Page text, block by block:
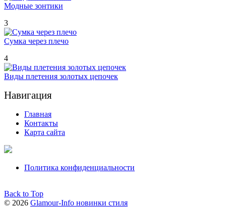
Модные зонтики
3
Сумка через плечо
4
Виды плетения золотых цепочек
Навигация
Главная
Контакты
Карта сайта
Политика конфиденциальности
Back to Top
© 2026 Glamour-Info новинки стиля